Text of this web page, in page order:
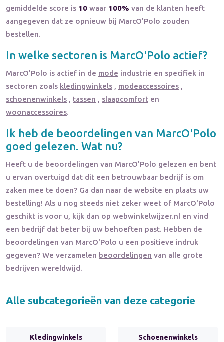
gemiddelde score is 10 waar 100% van de klanten heeft
aangegeven dat ze opnieuw bij MarcO'Polo zouden
bestellen.
In welke sectoren is MarcO'Polo actief?
MarcO'Polo is actief in de mode industrie en specifiek in
sectoren zoals kledingwinkels , modeaccessoires ,
schoenenwinkels , tassen , slaapcomfort en
woonaccessoires.
Ik heb de beoordelingen van MarcO'Polo
goed gelezen. Wat nu?
Heeft u de beoordelingen van MarcO'Polo gelezen en bent
u ervan overtuigd dat dit een betrouwbaar bedrijf is om
zaken mee te doen? Ga dan naar de website en plaats uw
bestelling! Als u nog steeds niet zeker weet of MarcO'Polo
geschikt is voor u, kijk dan op webwinkelwijzer.nl en vind
een bedrijf dat beter bij uw behoeften past. Hebben de
beoordelingen van MarcO'Polo u een positieve indruk
gegeven? We verzamelen beoordelingen van alle grote
bedrijven wereldwijd.
Alle subcategorieën van deze categorie
Kledingwinkels Schoenenwinkels